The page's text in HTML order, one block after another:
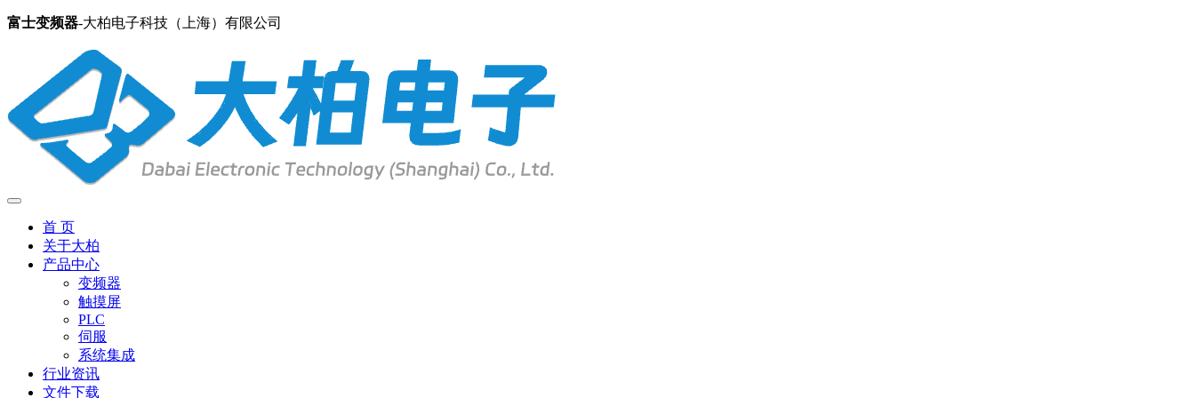
富士变频器-大柏电子科技（上海）有限公司
首 页
关于大柏
产品中心
变频器
触摸屏
PLC
伺服
系统集成
行业资讯
文件下载